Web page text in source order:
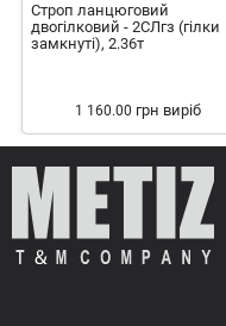
Строп ланцюговий
двогілковий - 2СЛгз (гілки
замкнуті), 2.36т
1 160.00 грн виріб